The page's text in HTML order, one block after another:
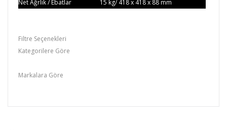
Net Ağrlık / Ebatlar
15 kg/ 418x 418 x 88 mm
Filtre Seçenekleri
Kategorilere Göre
Markalara Göre